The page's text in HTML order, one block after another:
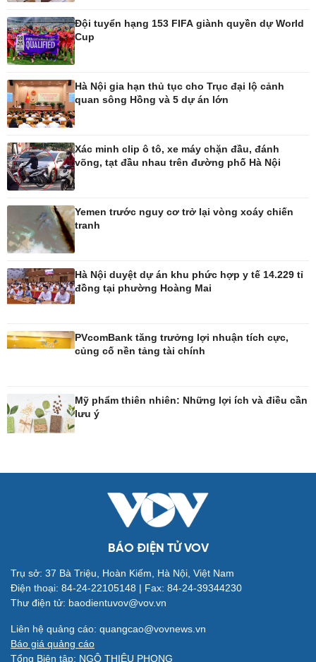
Vụ án
Tin nóng
Tư vấn luật
Pickleball
Bóng đá Việt Nam
Lịch thi đấu bóng đá
eSports
Ô tô - Xe máy
Ô tô
Xe máy
Tư vấn
Thông tin doanh nghiệp
Doanh nghiệp 24h
Sành điệu
Tin Công nghệ
Trải nghiệm
Dinh dưỡng - món ngon
Phòng mạch online
Ăn sạch sống khỏe
Đời sống
Nhà đẹp
Tình yêu - Gia đình
Văn hóa
Âm nhạc
Đội tuyển hạng 153 FIFA giành quyền dự World
Cup
Hà Nội gia hạn thủ tục cho Trục đại lộ cảnh
quan sông Hồng và 5 dự án lớn
Xác minh clip ô tô, xe máy chặn đầu, đánh
võng, tạt đầu nhau trên đường phố Hà Nội
Yemen trước nguy cơ trở lại vòng xoáy chiến
tranh
Hà Nội duyệt dự án khu phức hợp y tế 14.229 tỉ
đồng tại phường Hoàng Mai
PVcomBank tăng trưởng lợi nhuận tích cực,
củng cố nền tảng tài chính
Mỹ phẩm thiên nhiên: Những lợi ích và điều cần
lưu ý
BÁO ĐIỆN TỬ VOV
Trụ sở: 37 Bà Triệu, Hoàn Kiếm, Hà Nội, Việt Nam
Điện thoại: 84-24-22105148 | Fax: 84-24-39344230
Thư điện tử: baodientuvov@vov.vn
Liên hệ quảng cáo: quangcao@vovnews.vn
Báo giá quảng cáo
Tổng Biên tập: NGÔ THIỆU PHONG